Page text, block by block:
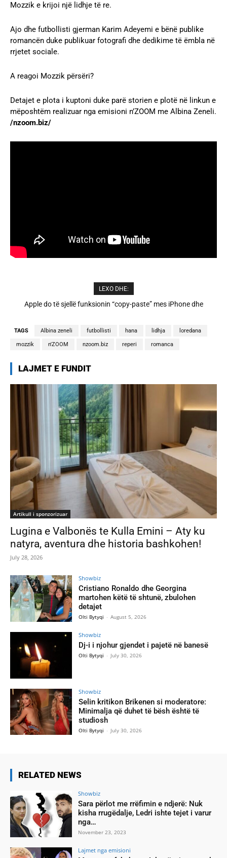
Mozzik e krijoi një lidhje të re.
Ajo dhe futbollisti gjerman Karim Adeyemi e bënë publike
romancën duke publikuar fotografi dhe dedikime të ëmbla në
rrjetet sociale.
A reagoi Mozzik përsëri?
Detajet e plota i kuptoni duke parë storien e plotë në linkun e
mëposhtëm realizuar nga emisioni n’ZOOM me Albina Zeneli.
/nzoom.biz/
LEXO DHE:
Cristiano Ronaldo dhe Georgina martohen këtë të shtunë,
TAGS Albina zeneli futbollisti hana lidhja loredana
mozzik n'ZOOM nzoom.biz reperi romanca
LAJMET E FUNDIT
Artikull i sponzorizuar
Lugina e Valbonës te Kulla Emini – Aty ku
natyra, aventura dhe historia bashkohen!
July 28, 2026
Showbiz
Cristiano Ronaldo dhe Georgina
martohen këtë të shtunë, zbulohen
detajet
Olti Bytyqi - August 5, 2026
Showbiz
Dj-i i njohur gjendet i pajetë në banesë
Olti Bytyqi - July 30, 2026
Showbiz
Selin kritikon Brikenen si moderatore:
Minimalja që duhet të bësh është të
studiosh
Olti Bytyqi - July 30, 2026
RELATED NEWS
Showbiz
Sara përlot me rrëfimin e ndjerë: Nuk
kisha rrugëdalje, Ledri ishte tejet i varur
nga…
November 23, 2023
Lajmet nga emisioni